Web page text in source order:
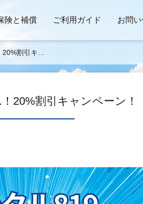
険と補償 ご利用ガイド お問
割引キャ
20%割引キャンペーン！